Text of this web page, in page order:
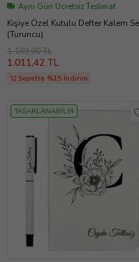
Aynı Gün Ücretsiz Teslimat
Kişiye Özel Kutulu Defter Kalem
(Turuncu)
1.189,90 TL
1.011,42 TL
Sepette %15 İndirim
TASARLANABİLİR